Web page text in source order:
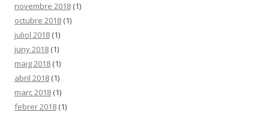
novembre 2018 (1)
octubre 2018 (1)
juliol 2018 (1)
juny 2018 (1)
maig 2018 (1)
abril 2018 (1)
març 2018 (1)
febrer 2018 (1)